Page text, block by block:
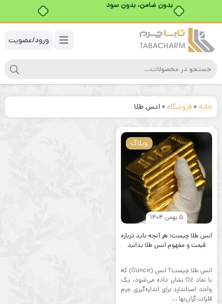
بدون ضامن، بدون سود
ورود/عضویت
خانه »فروشگاه » انس طلا
وبلاگ
5 بهمن 1404
انس طلا چیست؛ هر آنچه باید درباره
قیمت و مفهوم انس طلا بدانید
انس طلا چیست؟ انس (Ounce) که
با نماد Oz نشان داده می‌شود، یک
واحد استاندارد برای اندازه‌گیری جرم
فلزات گران‌بها ...